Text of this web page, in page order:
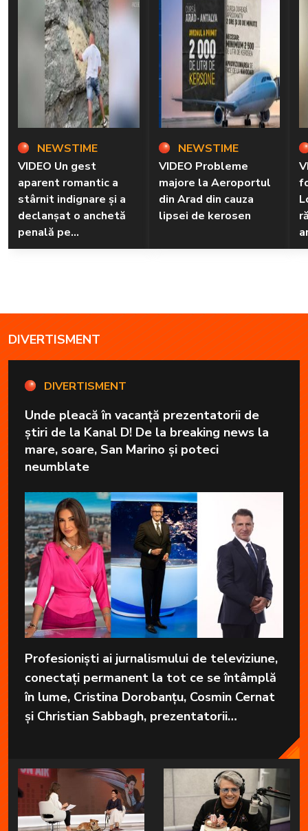
NEWSTIME
VIDEO Un gest
aparent romantic a
stârnit indignare și a
declanșat o anchetă
penală pe
Transfăgărășan
NEWSTIME
VIDEO Probleme
majore la Aeroportul
din Arad din cauza
lipsei de kerosen
DIVERTISMENT
DIVERTISMENT
Unde pleacă în vacanță prezentatorii de
știri de la Kanal D! De la breaking news la
mare, soare, San Marino și poteci
neumblate
Profesioniști ai jurnalismului de televiziune,
conectați permanent la tot ce se întâmplă
în lume, Cristina Dorobanțu, Cosmin Cernat
și Christian Sabbagh, prezentatorii
în fața telespectatorilor.